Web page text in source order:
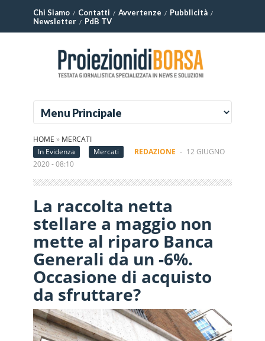
Chi Siamo Contatti Avvertenze
Pubblicità
Newsletter
PdB TV
HOME » MERCATI
In Evidenza
Mercati REDAZIONE - 12 GIUGNO
2020 - 08:10
La raccolta netta
stellare a maggio non
mette al riparo Banca
Generali da un -6%.
Occasione di acquisto
da sfruttare?